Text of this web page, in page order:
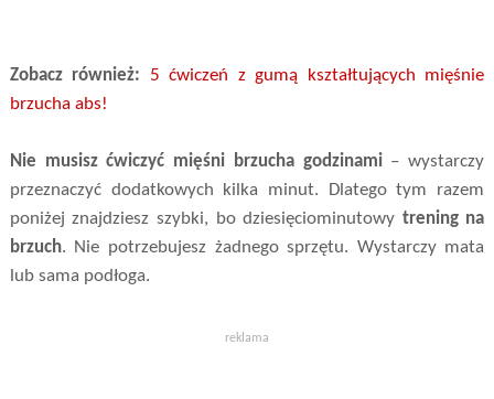
Zobacz również: 5 ćwiczeń z gumą kształtujących mięśnie
brzucha abs!
Nie musisz ćwiczyć mięśni brzucha godzinami – wystarczy
przeznaczyć dodatkowych kilka minut. Dlatego tym razem
poniżej znajdziesz szybki, bo dziesięciominutowy trening na
brzuch. Nie potrzebujesz żadnego sprzętu. Wystarczy mata
lub sama podłoga.
reklama